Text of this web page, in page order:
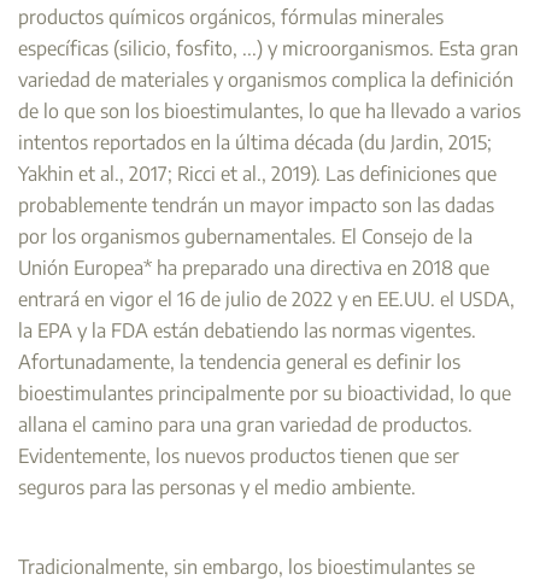
productos químicos orgánicos, fórmulas minerales
específicas (silicio, fosfito, ...) y microorganismos. Esta gran
variedad de materiales y organismos complica la definición
de lo que son los bioestimulantes, lo que ha llevado a varios
intentos reportados en la última década (du Jardin, 2015;
Yakhin et al., 2017; Ricci et al., 2019). Las definiciones que
probablemente tendrán un mayor impacto son las dadas
por los organismos gubernamentales. El Consejo de la
Unión Europea* ha preparado una directiva en 2018 que
entrará en vigor el 16 de julio de 2022 y en EE.UU. el USDA,
la EPA y la FDA están debatiendo las normas vigentes.
Afortunadamente, la tendencia general es definir los
bioestimulantes principalmente por su bioactividad, lo que
allana el camino para una gran variedad de productos.
Evidentemente, los nuevos productos tienen que ser
seguros para las personas y el medio ambiente.
Tradicionalmente, sin embargo, los bioestimulantes se